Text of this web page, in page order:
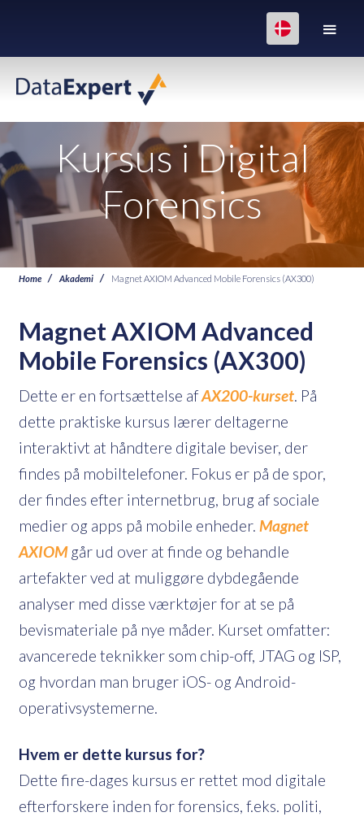
Kursus i Digital
Forensics
Home Akademi Magnet AXIOM Advanced Mobile Forensics (AX300)
Magnet AXIOM Advanced
Mobile Forensics (AX300)
Dette er en fortsættelse afAX200-kurset. På
dette praktiske kursus lærer deltagerne
interaktivt at håndtere digitale beviser, der
findes på mobiltelefoner. Fokus er på de spor,
der findes efter internetbrug, brug af sociale
medier og apps på mobile enheder. Magnet
AXIOMgår ud over at finde og behandle
artefakter ved at muliggøre dybdegående
analyser med disse værktøjer for at se på
bevismateriale på nye måder. Kurset omfatter:
avancerede teknikker som chip-off, JTAG og ISP,
og hvordan man bruger iOS- og Android-
operativsystemerne.
Hvem er dette kursus for?
Dette fire-dages kursus er rettet mod digitale
efterforskere inden for forensics, f.eks. politi,